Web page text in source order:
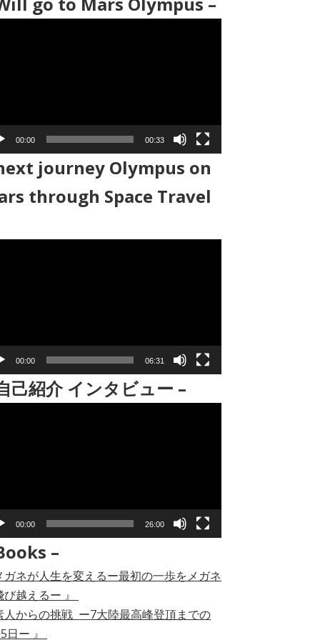
00:00 00:33
journey Olympus on
through Space Travel
00:00 06:31
己紹介 インタビュー –
00:00 26:00
–
ガネが人生を変えるー最初の一歩をメガネ
び越えるー 』
人からの挑戦 ー7大陸最高峰登頂までの
日ー 』